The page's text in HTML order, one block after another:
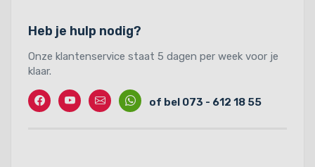
Heb je hulp nodig?
Onze klantenservice staat 5 dagen per week voor je
klaar.
Facebook
TwitterContactWhatssapp
of bel 073 - 612 18 55